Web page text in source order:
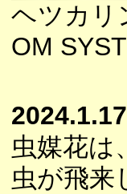
ヘツカリ
OM
2024.1.17
虫媒花は
虫が飛来